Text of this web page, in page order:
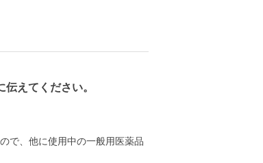
えてください。
で、他に使用中の一般用医薬品